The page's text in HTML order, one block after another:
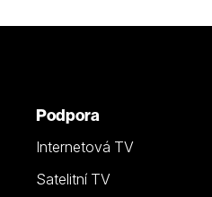
Podpora
Internetová TV
Satelitní TV